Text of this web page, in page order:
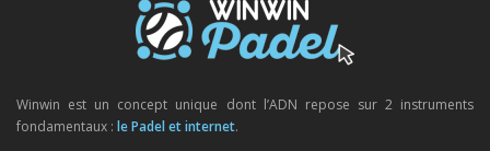
Winwin est un concept unique dont l’ADN repose sur 2 instruments
fondamentaux : le Padel et internet.